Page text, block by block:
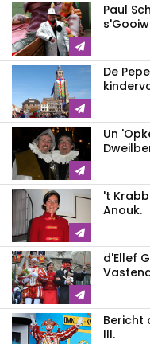
Paul
De
Un
't
Anouk.
d'Ellef
Bericht
III.